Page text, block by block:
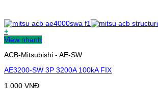
+
View nhanh
ACB-Mitsubishi - AE-SW
AE3200-SW 3P 3200A 100kA FIX
1.000 VNĐ